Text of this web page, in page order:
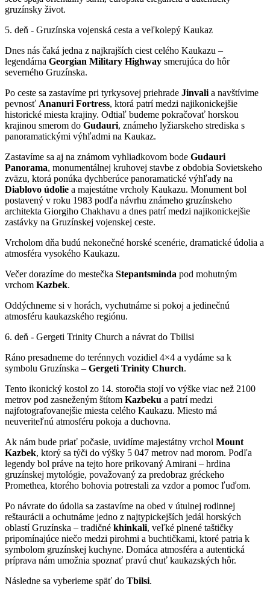
gruzínsky život.
5. deň - Gruzínska vojenská cesta a veľkolepý Kaukaz
Dnes nás čaká jedna z najkrajších ciest celého Kaukazu –
legendárna Georgian Military Highway smerujúca do hôr
severného Gruzínska.
Po ceste sa zastavíme pri tyrkysovej priehrade Jinvali a navštívime
pevnosť Ananuri Fortress, ktorá patrí medzi najikonickejšie
historické miesta krajiny. Odtiaľ budeme pokračovať horskou
krajinou smerom do Gudauri, známeho lyžiarskeho strediska s
panoramatickými výhľadmi na Kaukaz.
Zastavíme sa aj na známom vyhliadkovom bode Gudauri
Panorama, monumentálnej kruhovej stavbe z obdobia Sovietskeho
zväzu, ktorá ponúka dychberúce panoramatické výhľady na
Diablovo údolie a majestátne vrcholy Kaukazu. Monument bol
postavený v roku 1983 podľa návrhu známeho gruzínskeho
architekta Giorgiho Chakhavu a dnes patrí medzi najikonickejšie
zastávky na Gruzínskej vojenskej ceste.
Vrcholom dňa budú nekonečné horské scenérie, dramatické údolia a
atmosféra vysokého Kaukazu.
Večer dorazíme do mestečka Stepantsminda pod mohutným
vrchom Kazbek.
Oddýchneme si v horách, vychutnáme si pokoj a jedinečnú
atmosféru kaukazského regiónu.
6. deň - Gergeti Trinity Church a návrat do Tbilisi
Ráno presadneme do terénnych vozidiel 4×4 a vydáme sa k
symbolu Gruzínska – Gergeti Trinity Church.
Tento ikonický kostol zo 14. storočia stojí vo výške viac než 2100
metrov pod zasneženým štítom Kazbeku a patrí medzi
najfotografovanejšie miesta celého Kaukazu. Miesto má
neuveriteľnú atmosféru pokoja a duchovna.
Ak nám bude priať počasie, uvidíme majestátny vrchol Mount
Kazbek, ktorý sa týči do výšky 5 047 metrov nad morom. Podľa
legendy bol práve na tejto hore prikovaný Amirani – hrdina
gruzínskej mytológie, považovaný za predobraz gréckeho
Promethea, ktorého bohovia potrestali za vzdor a pomoc ľuďom.
Po návrate do údolia sa zastavíme na obed v útulnej rodinnej
reštaurácii a ochutnáme jedno z najtypickejších jedál horských
oblastí Gruzínska – tradičné khinkali, veľké plnené taštičky
pripomínajúce niečo medzi pirohmi a buchtičkami, ktoré patria k
symbolom gruzínskej kuchyne. Domáca atmosféra a autentická
príprava nám umožnia spoznať pravú chuť kaukazských hôr.
Následne sa vyberieme späť do Tbilsi.